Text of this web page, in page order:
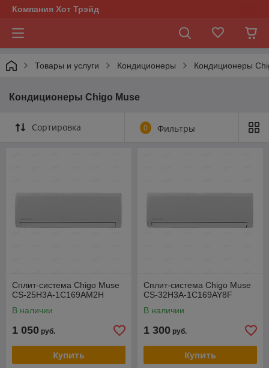
Компания Хот Трэйд
Товары и услуги Кондиционеры Кондиционеры
Кондиционеры Chigo Muse
Сортировка 0 Фильтры
Сплит-система Chigo Muse
CS-25H3A-1C169AM2H
В наличии
1 050 руб.
Купить
Сплит-система Chigo Muse
CS-32H3A-1C169AY8F
В наличии
1 300 руб.
Купить